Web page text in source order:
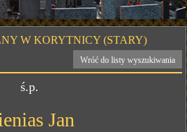
W KORYTNICY (STARY)
Wróć do listy wyszukiwania
ś.p.
Jan